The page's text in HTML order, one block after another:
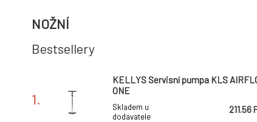
NOŽNÍ
Bestsellery
1.
KELLYS Servisní pumpa KLS
ONE
Skladem u
dodavatele
211.56